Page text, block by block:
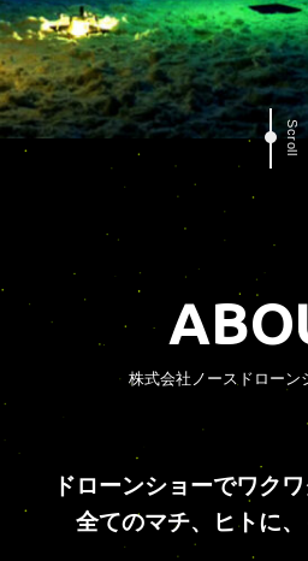
Scroll
株式会社ノースドローン
ドローンショーでワクワ
全てのマチ、ヒトに、